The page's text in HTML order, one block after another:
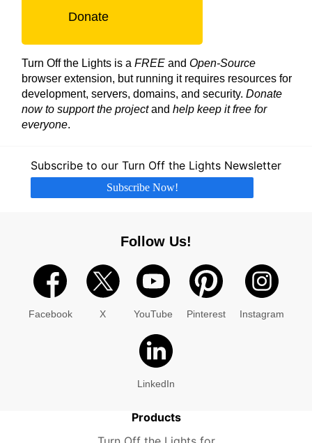
Donate
Turn Off the Lights is a FREE and Open-Source
browser extension, but running it requires resources for
development, servers, domains, and security. Donate
now to support the projectand help keep it free for
everyone.
Subscribe to our Turn Off the Lights Newsletter
Subscribe Now!
Follow Us!
Facebook X YouTube Pinterest Instagram
LinkedIn
Products